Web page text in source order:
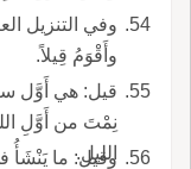
وفي التنزيل
وأَقْوَمُ قِيلاً.
نِمْتَ من أَوَّلِ
الليل.
وقيل: ما يَنْشَأُ